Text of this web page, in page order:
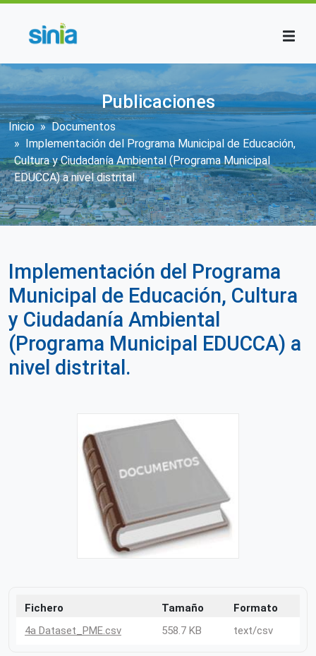
Publicaciones
Sobrescribir enlaces de ayuda a la
Inicio
Documentos
Implementación del Programa Municipal de Educación,
Cultura y Ciudadanía Ambiental (Programa Municipal
EDUCCA) a nivel distrital.
Implementación del Programa
Municipal de Educación, Cultura
y Ciudadanía Ambiental
(Programa Municipal EDUCCA) a
nivel distrital.
Fichero Tamaño
Formato
4a Dataset_PME.csv
558.7 KB text/csv